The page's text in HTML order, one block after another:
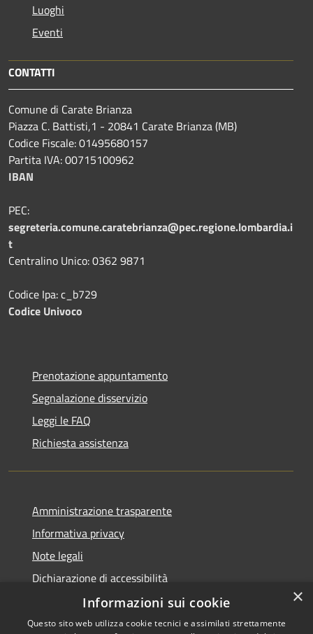
Luoghi
Eventi
CONTATTI
Comune di Carate Brianza
Piazza C. Battisti,1 - 20841 Carate Brianza (MB)
Codice Fiscale: 01495680157
Partita IVA: 00715100962
IBAN
PEC:
segreteria.comune.caratebrianza@pec.regione.lombardia.i
t
Centralino Unico: 0362 9871
Codice Ipa: c_b729
Codice Univoco
Prenotazione appuntamento
Segnalazione disservizio
Leggi le FAQ
Richiesta assistenza
Amministrazione trasparente
Informativa privacy
Note legali
Dichiarazione di accessibilità
×
Informazioni sui cookie
Questo sito web utilizza cookie tecnici e assimilati strettamente